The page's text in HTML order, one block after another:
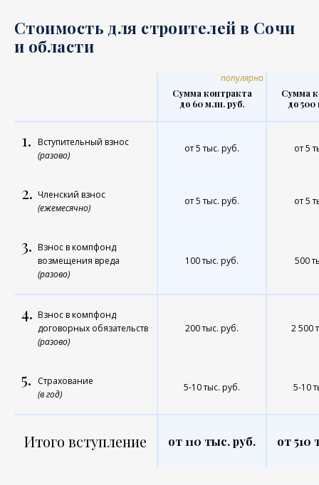
Стоимость для строителей в Сочи
и области
Сумма контракта
до 60 млн. руб.
популярно
Сумма
до
1. Вступительный взнос
(разово)
от 5 тыс. руб. от 5
2. Членский взнос
(ежемесячно)
от 5 тыс. руб. от 5
3. Взнос в компфонд
возмещения вреда
(разово)
100 тыс. руб. 500
4. Взнос в компфонд
договорных обязательств
(разово)
200 тыс. руб. 2 500
5.
Страхование
(в год)
5-10 тыс. руб. 5-10
Итого вступление от 110 тыс. руб. от 510